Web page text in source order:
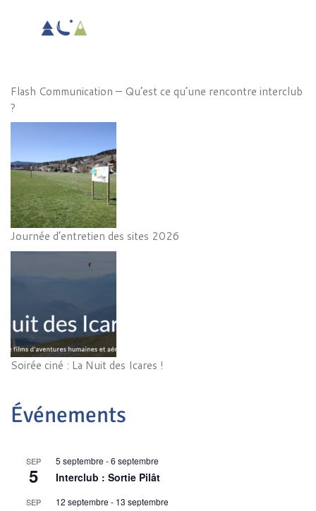
Flash Communication – Qu’est ce qu’une rencontre interclub
?
Journée d’entretien des sites 2026
Soirée ciné : La Nuit des Icares !
Événements
SEP
5
5 septembre -6 septembre
Interclub : Sortie Pilât
SEP 12 septembre - 13 septembre